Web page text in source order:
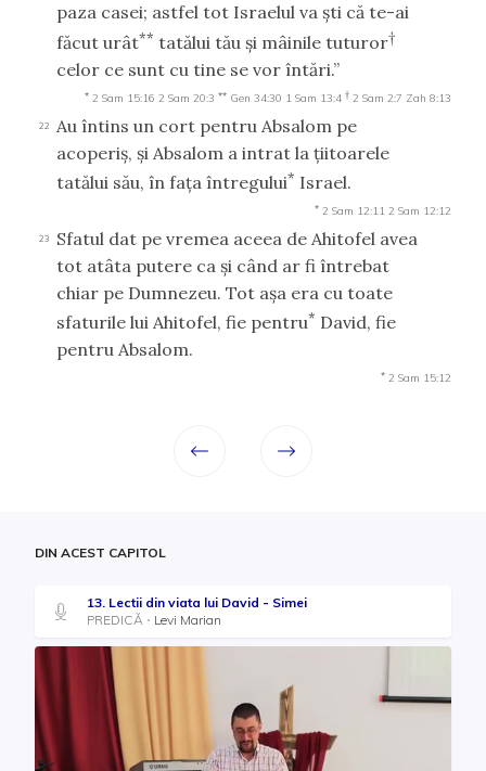
paza casei; astfel tot Israelul va şti că te-ai
făcut urât** tatălui tău şi mâinile tuturor†
celor ce sunt cu tine se vor întări.”
* 2 Sam 15:16 2 Sam 20:3 ** Gen 34:30 1 Sam 13:4 † 2 Sam 2:7 Zah 8:13
22
Au întins un cort pentru Absalom pe
acoperiş, şi Absalom a intrat la ţiitoarele
tatălui său, în faţa întregului* Israel.
* 2 Sam 12:11 2 Sam 12:12
23
Sfatul dat pe vremea aceea de Ahitofel avea
tot atâta putere ca şi când ar fi întrebat
chiar pe Dumnezeu. Tot aşa era cu toate
sfaturile lui Ahitofel, fie pentru* David, fie
pentru Absalom.
* 2 Sam 15:12
DIN ACEST CAPITOL
13. Lectii din viata lui David - Simei
PREDICĂ
Levi Marian